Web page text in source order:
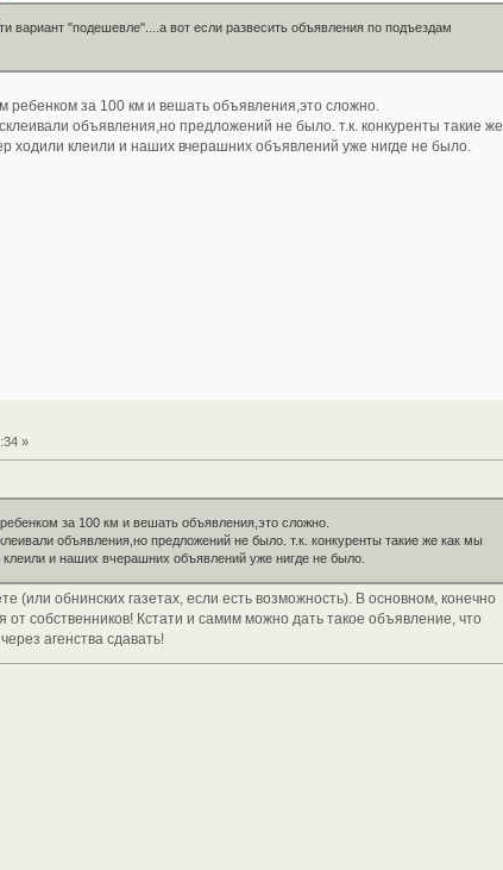
вариант "подешевле"....а вот если развесить объявления по подъездам
ребенком за 100 км и вешать объявления,это сложно.
объявления,но предложений не было. т.к. конкуренты такие же
ходили клеили и наших вчерашних объявлений уже нигде не было.
»
за 100 км и вешать объявления,это сложно.
объявления,но предложений не было. т.к. конкуренты такие же как мы
и наших вчерашних объявлений уже нигде не было.
(или обнинских газетах, если есть возможность). В основном, конечно
собственников! Кстати и самим можно дать такое объявление, что
агенства сдавать!